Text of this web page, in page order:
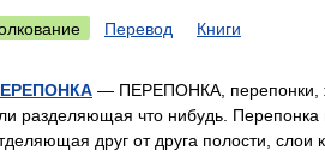
Перевод Книги
— ПЕРЕПОНКА, перепонки,
разделяющая что нибудь. Перепонка
друг от друга полости, слои